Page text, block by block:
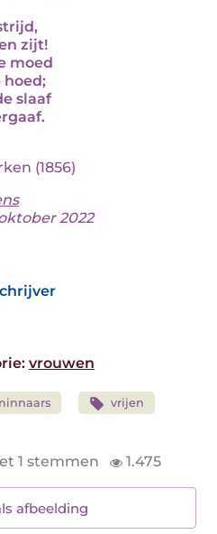
zijt!
moed
hoed;
slaaf
(1856)
2022
vrouwen
vrijen
1 stemmen 1.475
afbeelding